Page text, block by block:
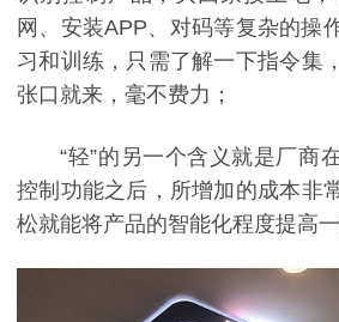
网、安装APP、对码等复杂的操
习和训练，只需了解一下指令集
张口就来，毫不费力；
“轻”的另一个含义就是厂商
控制功能之后，所增加的成本非
松就能将产品的智能化程度提高一